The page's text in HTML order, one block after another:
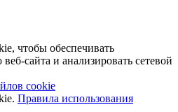
чтобы обеспечивать
сайта и анализировать сетевой
cookie
Правила использования